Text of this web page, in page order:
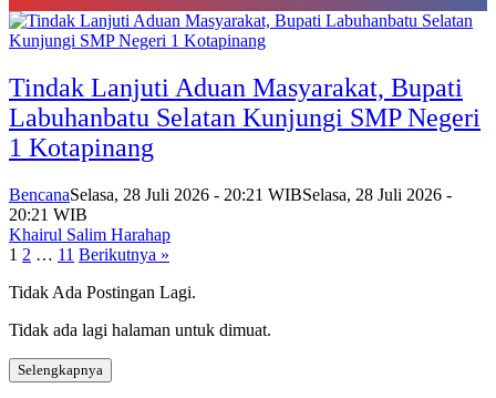
Tindak Lanjuti Aduan Masyarakat, Bupati
Labuhanbatu Selatan Kunjungi SMP Negeri
1 Kotapinang
BencanaSelasa, 28 Juli 2026 - 20:21 WIBSelasa, 28 Juli 2026 -
20:21 WIB
Khairul Salim Harahap
Paginasi
pos
1 2 … 11 Berikutnya »
Tidak Ada Postingan Lagi.
Tidak ada lagi halaman untuk dimuat.
Selengkapnya